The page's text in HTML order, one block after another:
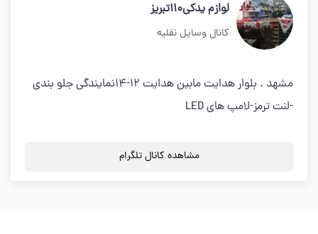
لوازم یدکی۱۱۰تبریز
کانال وسایل نقلیه
مشهد . بلوار هدایت مابین هدایت ۱۲-۱۴نمایندگی جلو بندی
-لنت ترمز-لامپ های LED
مشاهده کانال تلگرام